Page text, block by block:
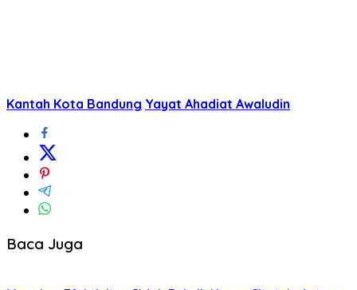
Kantah Kota Bandung Yayat Ahadiat Awaludin
Baca Juga